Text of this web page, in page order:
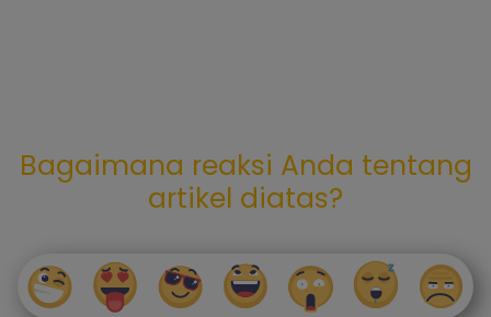
Bagaimana reaksi Anda tentang
artikel diatas?